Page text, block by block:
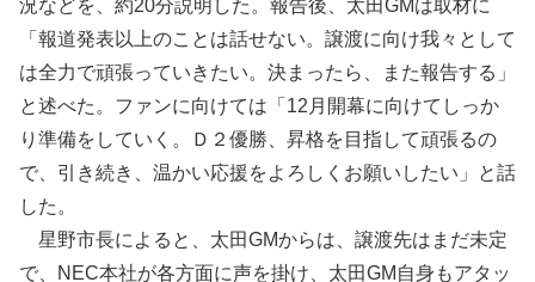
況などを、約20分説明した。報告後、太田GMは取材に
「報道発表以上のことは話せない。譲渡に向け我々として
は全力で頑張っていきたい。決まったら、また報告する」
と述べた。ファンに向けては「12月開幕に向けてしっか
り準備をしていく。Ｄ２優勝、昇格を目指して頑張るの
で、引き続き、温かい応援をよろしくお願いしたい」と話
した。
星野市長によると、太田GMからは、譲渡先はまだ未定
で、NEC本社が各方面に声を掛け、太田GM自身もアタッ